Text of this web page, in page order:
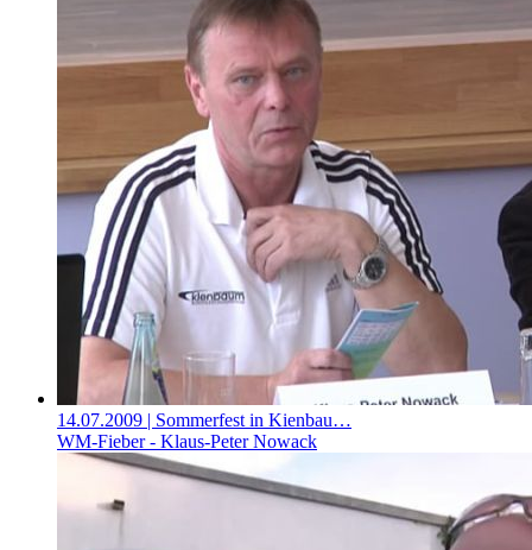
14.07.2009 | Sommerfest in Kienbau…
WM-Fieber - Klaus-Peter Nowack